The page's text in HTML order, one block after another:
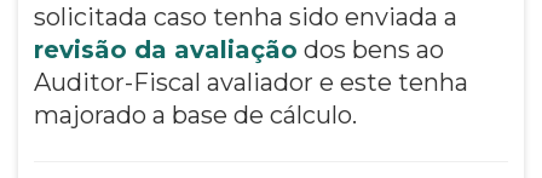
solicitada caso tenha sido enviada a
revisão da avaliação dos bens ao
Auditor-Fiscal avaliador e este tenha
majorado a base de cálculo.